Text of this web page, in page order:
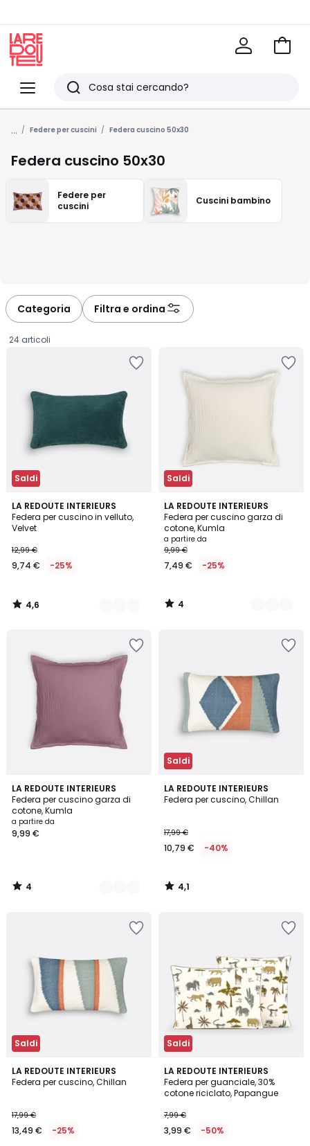
Menu
Redoute
Ricerca
Ultimi
articoli
visti
Vai
... Federe per cuscini Federa cuscino 50x30
Federa cuscino 50x30
Federe per
cuscini
Cuscini bambino
Categoria Filtra e ordina
24 articoli
Saldi
LA REDOUTE INTERIEURS
Federa per cuscino in velluto,
Velvet
€
Invece
12,99
€
sconto
applicato.
12,99 €
9,74 € -25%
4,6
/ 5
10
Colori
4,6
/
Saldi
LA REDOUTE INTERIEURS
Federa per cuscino garza di
cotone, Kumla
a partire da
9,99 €
7,49 € -25%
4
/
5
2
Colori
4
/
LA REDOUTE INTERIEURS
Federa per cuscino garza di
cotone, Kumla
a partire da
9,99 €
4
/
5
6
Colori
4
/
Saldi
LA REDOUTE INTERIEURS
Federa per cuscino, Chillan
17,99 €
10,79 € -40%
4,1
/ 5
4,1
/
Saldi
LA REDOUTE INTERIEURS
Federa per cuscino, Chillan
17,99 €
13,49 € -25%
4,1
/ 5
Saldi
LA REDOUTE INTERIEURS
Federa per guanciale, 30%
cotone riciclato, Papangue
7,99 €
3,99 € -50%
4,7
/ 5